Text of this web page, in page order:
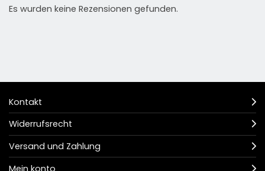
Es wurden keine Rezensionen gefunden.
Kontakt
Widerrufsrecht
Versand und Zahlung
Mein konto